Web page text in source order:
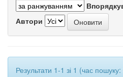
Автори
Результати 1-1 зі 1 (час